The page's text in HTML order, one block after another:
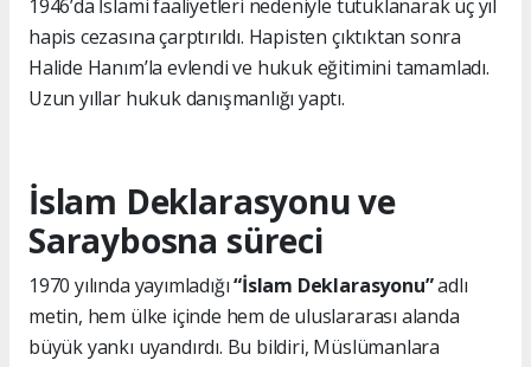
1946’da İslami faaliyetleri nedeniyle tutuklanarak üç yıl
hapis cezasına çarptırıldı. Hapisten çıktıktan sonra
Halide Hanım’la evlendi ve hukuk eğitimini tamamladı.
Uzun yıllar hukuk danışmanlığı yaptı.
İslam Deklarasyonu ve
Saraybosna süreci
1970 yılında yayımladığı“İslam Deklarasyonu”adlı
metin, hem ülke içinde hem de uluslararası alanda
büyük yankı uyandırdı. Bu bildiri, Müslümanlara